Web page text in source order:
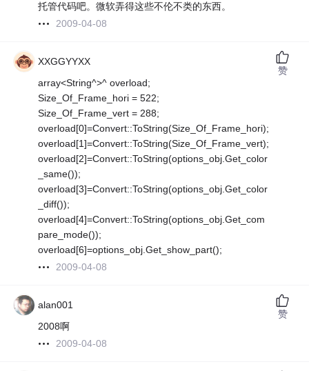
托管代码吧。微软弄得这些不伦不类的东西。
2009-04-08
XXGGYYXX
array<String^>^ overload;
Size_Of_Frame_hori = 522;
Size_Of_Frame_vert = 288;
overload[0]=Convert::ToString(Size_Of_Frame_hori);
overload[1]=Convert::ToString(Size_Of_Frame_vert);
overload[2]=Convert::ToString(options_obj.Get_color
_same());
overload[3]=Convert::ToString(options_obj.Get_color
_diff());
overload[4]=Convert::ToString(options_obj.Get_com
pare_mode());
overload[6]=options_obj.Get_show_part();
2009-04-08
赞
alan001
2008啊
2009-04-08
赞